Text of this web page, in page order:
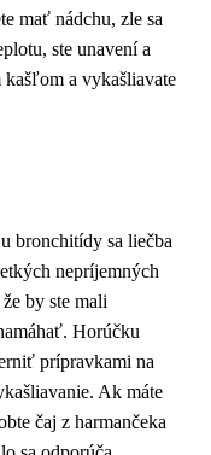
mať nádchu, zle sa
ste unavení a
kašľom a vykašliavate
bronchitídy sa liečba
nepríjemných
by ste mali
Horúčku
prípravkami na
Ak máte
čaj z harmančeka